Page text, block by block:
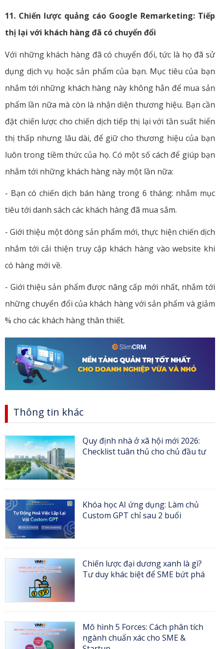
11. Chiến lược quảng cáo Google Remarketing: Tiếp
thị lại với khách hàng đã có chuyển đổi
Với những khách hàng đã có chuyển đổi, tức là họ đã sử
dụng dịch vụ hoặc sản phẩm của bạn. Mục tiêu của bạn
nhắm tới những khách hàng này không hẳn để mua sản
phẩm lần nữa mà còn là nhận diện thương hiệu. Bạn cần
đặt chiến lược cho chiến dịch tiếp thị lại với tần suất hiển
thị thấp nhưng lâu dài, để giữ cho thương hiệu của bạn
luôn trong tiềm thức của họ. Có một số cách để giúp bạn
nhắm tới những khách hàng này một lần nữa:
- Bạn có chiến dịch bán hàng trong 6 tháng: nhắm mục
tiêu tới danh sách các khách hàng đã mua sắm.
- Giới thiệu một dòng sản phẩm mới, thực hiện chiến dịch
nhắm tới cải thiện truy cập khách hàng vào website khi
có hàng mới về.
- Giới thiệu sản phẩm được nâng cấp mới nhất, nhắm tới
những chuyển đổi của khách hàng với sản phẩm và giảm
% cho các khách hàng thân thiết.
Thông tin khác
Quy định nhà ở xã hội mới 2026:
Checklist tuân thủ cho chủ đầu tư
Khóa học AI ứng dụng: Làm chủ
Custom GPT chỉ sau 2 buổi
Chiến lược đại dương xanh là gì?
Tư duy khác biệt để SME bứt phá
Mô hình 5 Forces: Cách phân tích
ngành chuẩn xác cho SME &